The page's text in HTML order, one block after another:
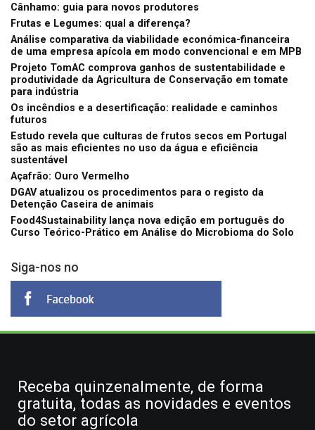
Cânhamo: guia para novos produtores
Frutas e Legumes: qual a diferença?
Análise comparativa da viabilidade económica-financeira
de uma empresa apícola em modo convencional e em MPB
Projeto TomAC comprova ganhos de sustentabilidade e
produtividade da Agricultura de Conservação em tomate
para indústria
Os incêndios e a desertificação: realidade e caminhos
futuros
Estudo revela que culturas de frutos secos em Portugal
são as mais eficientes no uso da água e eficiência
sustentável
Açafrão: Ouro Vermelho
DGAV atualizou os procedimentos para o registo da
Detenção Caseira de animais
Food4Sustainability lança nova edição em português do
Curso Teórico-Prático em Análise do Microbioma do Solo
Siga-nos no
Receba quinzenalmente, de forma
gratuita, todas as novidades e eventos
do setor agrícola